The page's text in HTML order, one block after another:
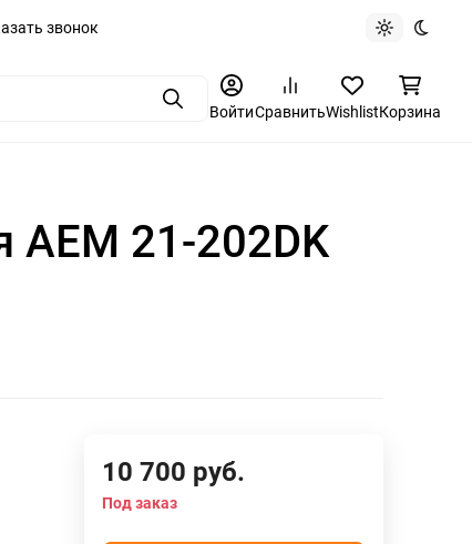
звонок
Light theme
Dark
ПоискВойтиСравнитьWishlistКорзина
AEM 21-202DK
10 700 руб.
Под заказ